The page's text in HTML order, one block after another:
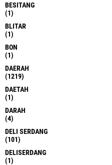
BESITANG
(1)
BLITAR
(1)
BON
(1)
DAERAH
(1219)
DAETAH
(1)
DARAH
(4)
DELI SERDANG
(101)
DELISERDANG
(1)